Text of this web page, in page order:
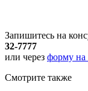
Запишитесь на
32-7777
или через форму на
Смотрите также